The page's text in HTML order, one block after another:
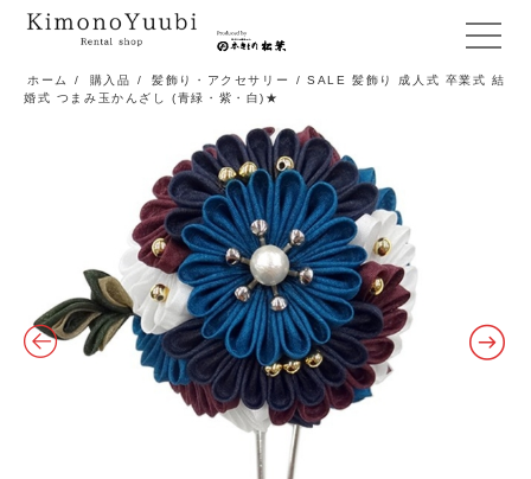
メ
ニ
ホーム / 購入品 / 髪飾り・アクセサリー
/ SALE 髪飾り 成人式 卒業式 結
婚式 つまみ玉かんざし (青緑・紫・白)★